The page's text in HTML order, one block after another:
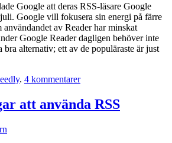
Google att deras RSS-läsare Google
Google vill fokusera sin energi på färre
av Reader har minskat
Google Reader dagligen behöver inte
bra alternativ; ett av de populäraste är just
. 4 kommentarer
att använda RSS